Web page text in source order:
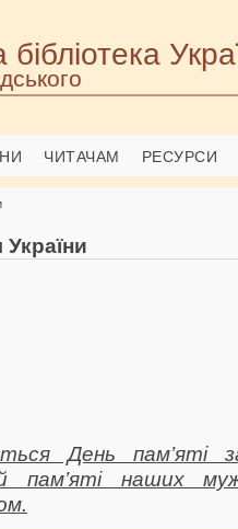
ЧИТАЧАМ РЕСУРСИ
України
День пам’яті
пам’яті наших